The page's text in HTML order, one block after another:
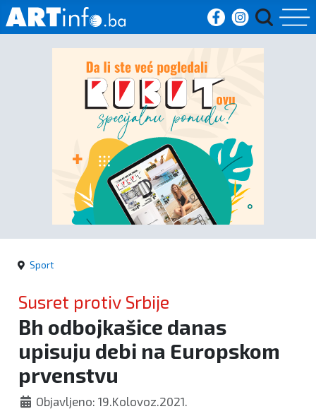
Početna
Kultura
kronika
Politika
Zanimljivosti
Sport
Susret protiv Srbije
Bh odbojkašice danas
upisuju debi na Europskom
prvenstvu
Objavljeno: 19.Kolovoz.2021.